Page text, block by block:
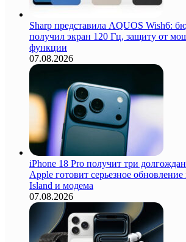
Sharp представила AQUOS Wish6:
получил экран 120 Гц, защиту от
функции
07.08.2026
iPhone 18 Pro получит три
Apple готовит серьезное
Island и модема
07.08.2026